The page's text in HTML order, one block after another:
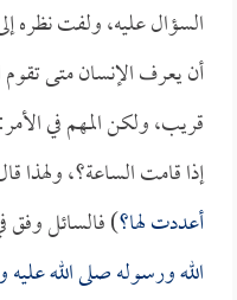
السؤال عليه، ولفت نظره
أن يعرف الإنسان متى
قريب، ولكن المهم في
إذا قامت الساعة؟، ولهذا
أعددت لها؟) فالسائل
الله ورسوله صلى الله